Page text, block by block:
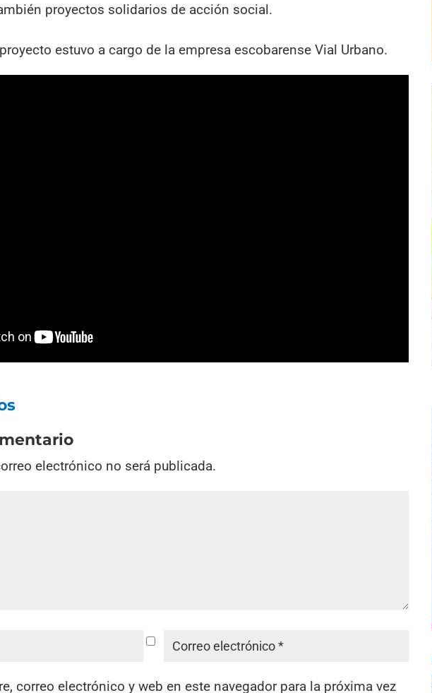
proyectos solidarios de acción social.
estuvo a cargo de la empresa escobarense Vial Urbano.
electrónico no será publicada.
correo electrónico y web en este navegador para la próxima vez